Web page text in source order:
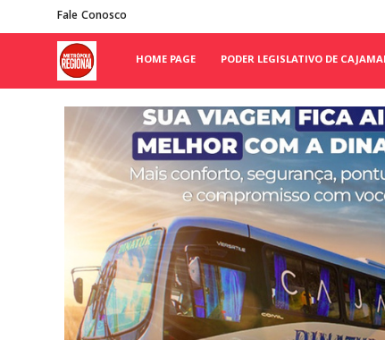
Fale Conosco
HOME PAGE PODER LEGISLATIVO DE
Poder Legislativo de Cajamar